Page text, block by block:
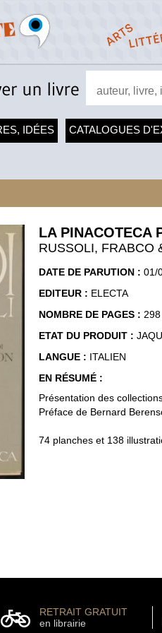
IDÉES CATALOGUES
LA PINACOTECA
RUSSOLI, FRABCO
DATE DE PARUTION : 01/
EDITEUR : ELECTA
NOMBRE DE PAGES : 298
ETAT DU PRODUIT :
LANGUE : ITALIEN
EN RÉSUMÉ :
Présentation des
Préface de Bernard
74 planches et 138
RETRAIT GRATUIT
en librairie